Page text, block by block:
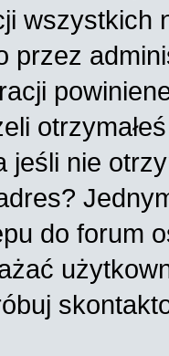
wszystkich
przez
jeśli nie
do forum